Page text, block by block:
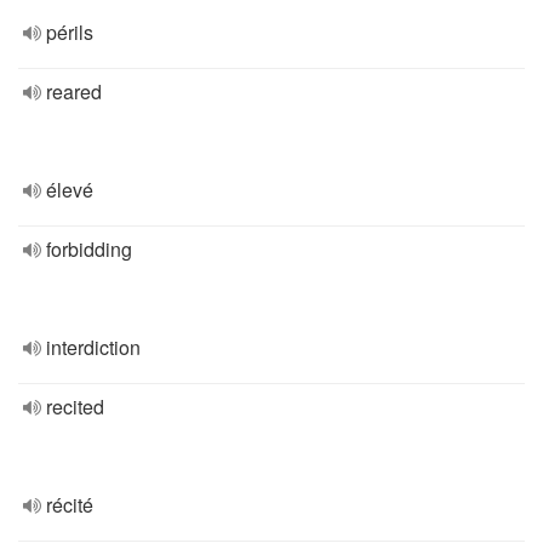
périls
reared
élevé
forbidding
interdiction
recited
récité